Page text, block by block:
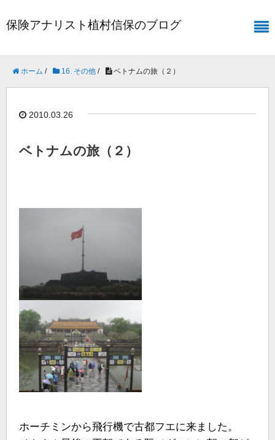
保険アナリスト植村信保のブログ
ホーム / 16. その他 / ベトナムの旅（２）
2010.03.26
ベトナムの旅（２）
ホーチミンから飛行機で古都フエに来ました。